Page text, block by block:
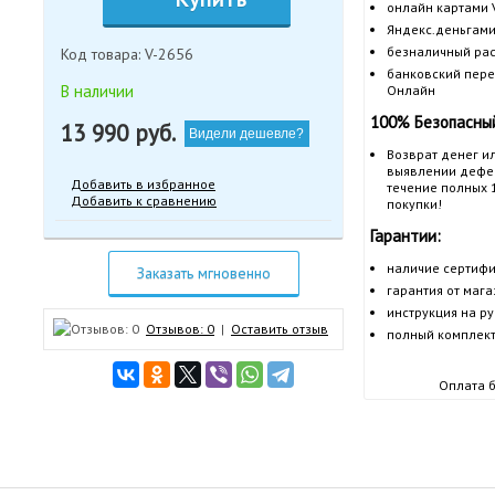
Код товара: V-2656
В наличии
13 990 руб. Видели дешевле?
Добавить в избранное
Добавить к сравнению
Заказать мгновенно
Отзывов: 0 | Оставить отзыв
онлайн картами
безналичный
банковский
Онлайн
100%
Возврат денег
выявлении
течение полных
покупки!
Гарантии:
наличие
гарантия от
инструкция на
полный
Оплата